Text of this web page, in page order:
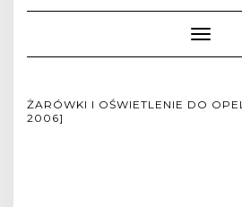
Toggle
ŻARÓWKI I OŚWIETLENIE DO
2006]